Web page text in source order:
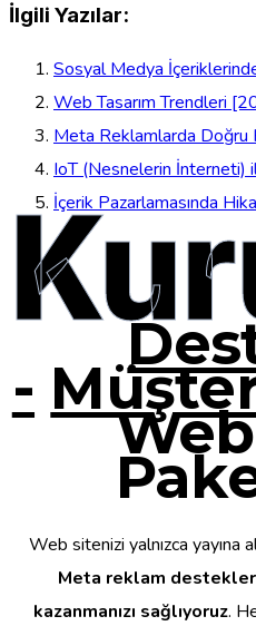
İlgili Yazılar:
Sosyal Medya
Web Tasarım Trendleri
Meta Reklamlarda
IoT (Nesnelerin İnterneti)
İçerik Pazarlamasında
-
Web sitenizi yalnızca yayına
Meta reklam
kazanmanızı sağlıyoruz.